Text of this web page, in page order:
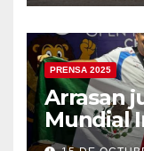
PRENSA 2025
Arrasan
Mundial